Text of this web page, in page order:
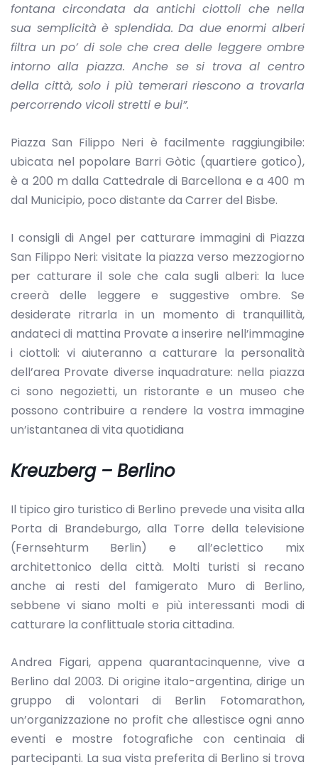
fontana circondata da antichi ciottoli che nella
sua semplicità è splendida. Da due enormi alberi
filtra un po’ di sole che crea delle leggere ombre
intorno alla piazza. Anche se si trova al centro
della città, solo i più temerari riescono a trovarla
percorrendo vicoli stretti e bui”.
Piazza San Filippo Neri è facilmente raggiungibile:
ubicata nel popolare Barri Gòtic (quartiere gotico),
è a 200 m dalla Cattedrale di Barcellona e a 400 m
dal Municipio, poco distante da Carrer del Bisbe.
I consigli di Angel per catturare immagini di Piazza
San Filippo Neri: visitate la piazza verso mezzogiorno
per catturare il sole che cala sugli alberi: la luce
creerà delle leggere e suggestive ombre. Se
desiderate ritrarla in un momento di tranquillità,
andateci di mattina Provate a inserire nell’immagine
i ciottoli: vi aiuteranno a catturare la personalità
dell’area Provate diverse inquadrature: nella piazza
ci sono negozietti, un ristorante e un museo che
possono contribuire a rendere la vostra immagine
un’istantanea di vita quotidiana
Kreuzberg – Berlino
Il tipico giro turistico di Berlino prevede una visita alla
Porta di Brandeburgo, alla Torre della televisione
(Fernsehturm Berlin) e all’eclettico mix
architettonico della città. Molti turisti si recano
anche ai resti del famigerato Muro di Berlino,
sebbene vi siano molti e più interessanti modi di
catturare la conflittuale storia cittadina.
Andrea Figari, appena quarantacinquenne, vive a
Berlino dal 2003. Di origine italo-argentina, dirige un
gruppo di volontari di Berlin Fotomarathon,
un’organizzazione no profit che allestisce ogni anno
eventi e mostre fotografiche con centinaia di
partecipanti. La sua vista preferita di Berlino si trova